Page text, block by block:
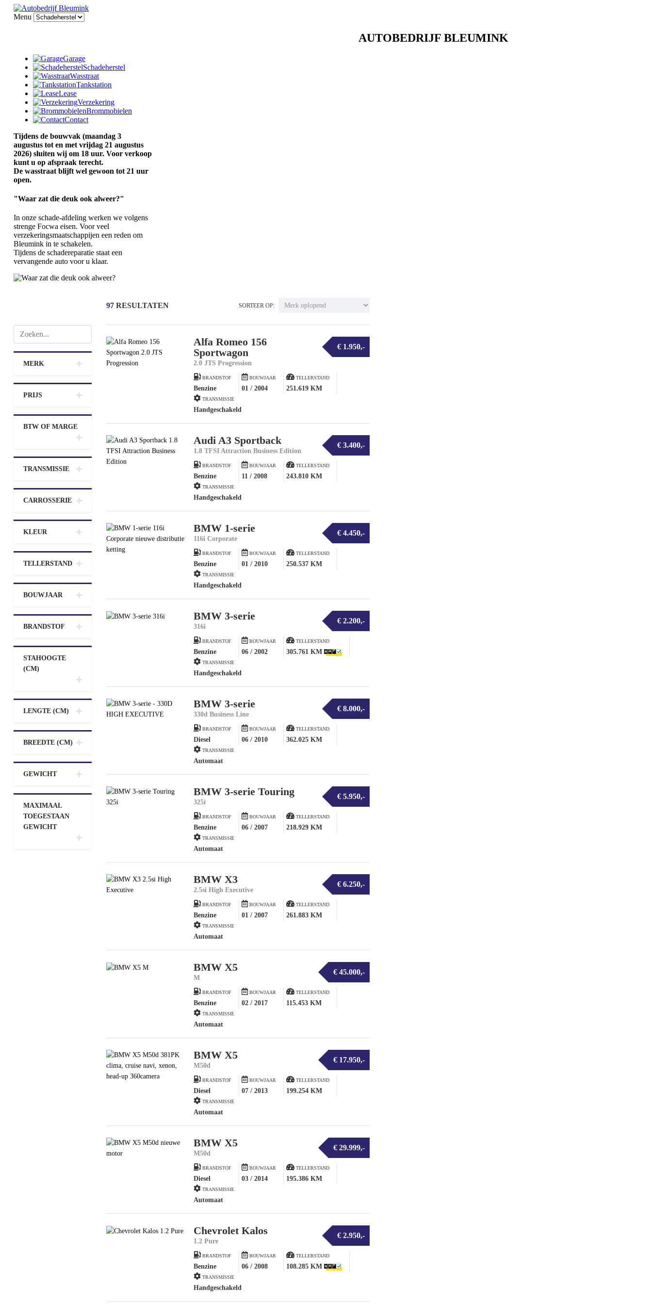
Menu
AUTOBEDRIJF BLEUMINK
Garage
Schadeherstel
Wasstraat
Tankstation
Lease
Verzekering
Brommobielen
Contact
Tijdens de bouwvak (maandag 3
augustus tot en met vrijdag 21 augustus
2026) sluiten wij om 18 uur. Voor verkoop
kunt u op afspraak terecht.
De wasstraat blijft wel gewoon tot 21 uur
open.
"Waar zat die deuk ook alweer?"
In onze schade-afdeling werken we volgens
strenge Focwa eisen. Voor veel
verzekeringsmaatschappijen een reden om
Bleumink in te schakelen.
Tijdens de schadereparatie staat een
vervangende auto voor u klaar.
MERK
PRIJS
BTW OF MARGE
TRANSMISSIE
CARROSSERIE
KLEUR
TELLERSTAND
BOUWJAAR
BRANDSTOF
STAHOOGTE
(CM)
LENGTE (CM)
BREEDTE (CM)
GEWICHT
MAXIMAAL
TOEGESTAAN
GEWICHT
97 RESULTATEN SORTEER OP:
Alfa Romeo 156
Sportwagon
2.0 JTS Progression
€ 1.950,-
BRANDSTOF
Benzine
BOUWJAAR
01 / 2004
TELLERSTAND
251.619 KM
TRANSMISSIE
Handgeschakeld
Audi A3 Sportback
1.8 TFSI Attraction Business Edition
€ 3.400,-
BRANDSTOF
Benzine
BOUWJAAR
11 / 2008
TELLERSTAND
243.810 KM
TRANSMISSIE
Handgeschakeld
BMW 1-serie
116i Corporate
€ 4.450,-
BRANDSTOF
Benzine
BOUWJAAR
01 / 2010
TELLERSTAND
250.537 KM
TRANSMISSIE
Handgeschakeld
BMW 3-serie
316i
€ 2.200,-
BRANDSTOF
Benzine
BOUWJAAR
06 / 2002
TELLERSTAND
305.761 KM
TRANSMISSIE
Handgeschakeld
BMW 3-serie
330d Business Line
€ 8.000,-
BRANDSTOF
Diesel
BOUWJAAR
06 / 2010
TELLERSTAND
362.025 KM
TRANSMISSIE
Automaat
BMW 3-serie Touring
325i
€ 5.950,-
BRANDSTOF
Benzine
BOUWJAAR
06 / 2007
TELLERSTAND
218.929 KM
TRANSMISSIE
Automaat
BMW X3
2.5si High Executive
€ 6.250,-
BRANDSTOF
Benzine
BOUWJAAR
01 / 2007
TELLERSTAND
261.883 KM
TRANSMISSIE
Automaat
BMW X5
M
€ 45.000,-
BRANDSTOF
Benzine
BOUWJAAR
02 / 2017
TELLERSTAND
115.453 KM
TRANSMISSIE
Automaat
BMW X5
M50d
€ 17.950,-
BRANDSTOF
Diesel
BOUWJAAR
07 / 2013
TELLERSTAND
199.254 KM
TRANSMISSIE
Automaat
BMW X5
M50d
€ 29.999,-
BRANDSTOF
Diesel
BOUWJAAR
03 / 2014
TELLERSTAND
195.386 KM
TRANSMISSIE
Automaat
Chevrolet Kalos
1.2 Pure
€ 2.950,-
BRANDSTOF
Benzine
BOUWJAAR
06 / 2008
TELLERSTAND
108.285 KM
TRANSMISSIE
Handgeschakeld